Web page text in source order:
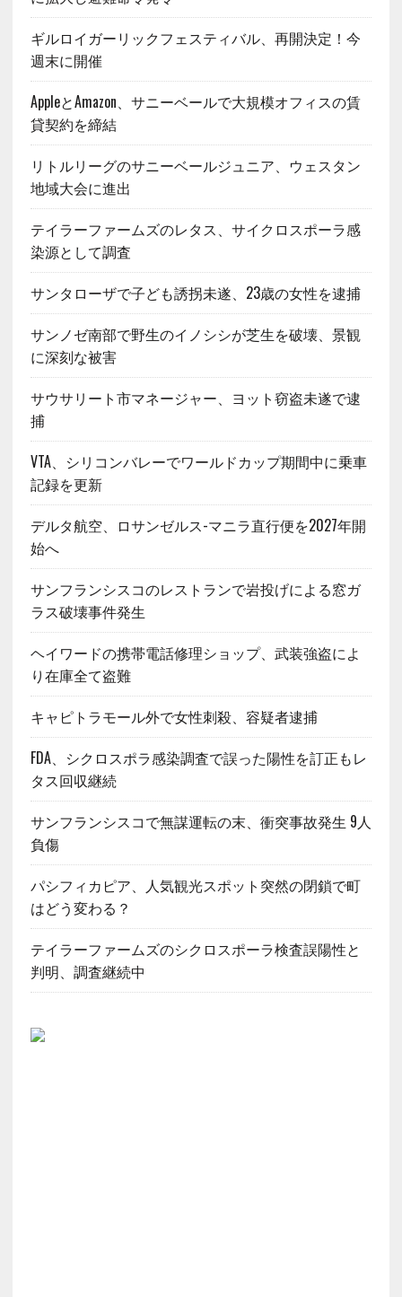
ギルロイガーリックフェスティバル、再開決定！今
週末に開催
AppleとAmazon、サニーベールで大規模オフィスの賃
貸契約を締結
リトルリーグのサニーベールジュニア、ウェスタン
地域大会に進出
テイラーファームズのレタス、サイクロスポーラ感
染源として調査
サンタローザで子ども誘拐未遂、23歳の女性を逮捕
サンノゼ南部で野生のイノシシが芝生を破壊、景観
に深刻な被害
サウサリート市マネージャー、ヨット窃盗未遂で逮
捕
VTA、シリコンバレーでワールドカップ期間中に乗車
記録を更新
デルタ航空、ロサンゼルス-マニラ直行便を2027年開
始へ
サンフランシスコのレストランで岩投げによる窓ガ
ラス破壊事件発生
ヘイワードの携帯電話修理ショップ、武装強盗によ
り在庫全て盗難
キャピトラモール外で女性刺殺、容疑者逮捕
FDA、シクロスポラ感染調査で誤った陽性を訂正もレ
タス回収継続
サンフランシスコで無謀運転の末、衝突事故発生 9人
負傷
パシフィカピア、人気観光スポット突然の閉鎖で町
はどう変わる？
テイラーファームズのシクロスポーラ検査誤陽性と
判明、調査継続中